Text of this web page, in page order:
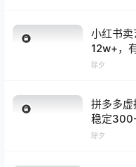
小红书
12w+，
除夕
拼多多
稳定
除夕